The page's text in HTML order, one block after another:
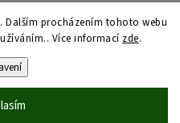
Dalším procházením tohoto webu
Více informací zde.
. Všechna práva vyhrazena.